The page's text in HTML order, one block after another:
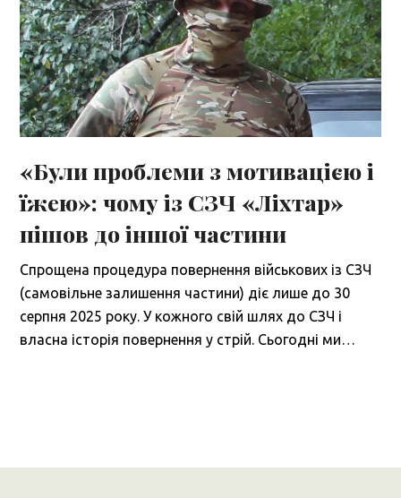
«Були проблеми з мотивацією і
їжею»: чому із СЗЧ «Ліхтар»
пішов до іншої частини
Спрощена процедура повернення військових із СЗЧ
(самовільне залишення частини) діє лише до 30
серпня 2025 року. У кожного свій шлях до СЗЧ і
власна історія повернення у стрій. Сьогодні ми…